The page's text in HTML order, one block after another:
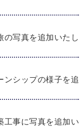
の写真を追加いたし
ンシップの様子を追
工事に写真を追加い